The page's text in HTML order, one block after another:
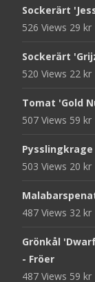
Sockerärt
526 Views 29 kr
Sockerärt
520 Views 22 kr
Tomat 'Gold
507 Views 59 kr
503 Views 20 kr
487 Views 32 kr
Grönkål
- Fröer
487 Views 59 kr